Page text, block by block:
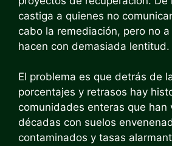
castiga a quienes no
cabo la remediación, pero no a
hacen con demasiada lentitud.
El problema es que detrás de
porcentajes y retrasos hay
comunidades enteras que han
décadas con suelos
contaminados y tasas